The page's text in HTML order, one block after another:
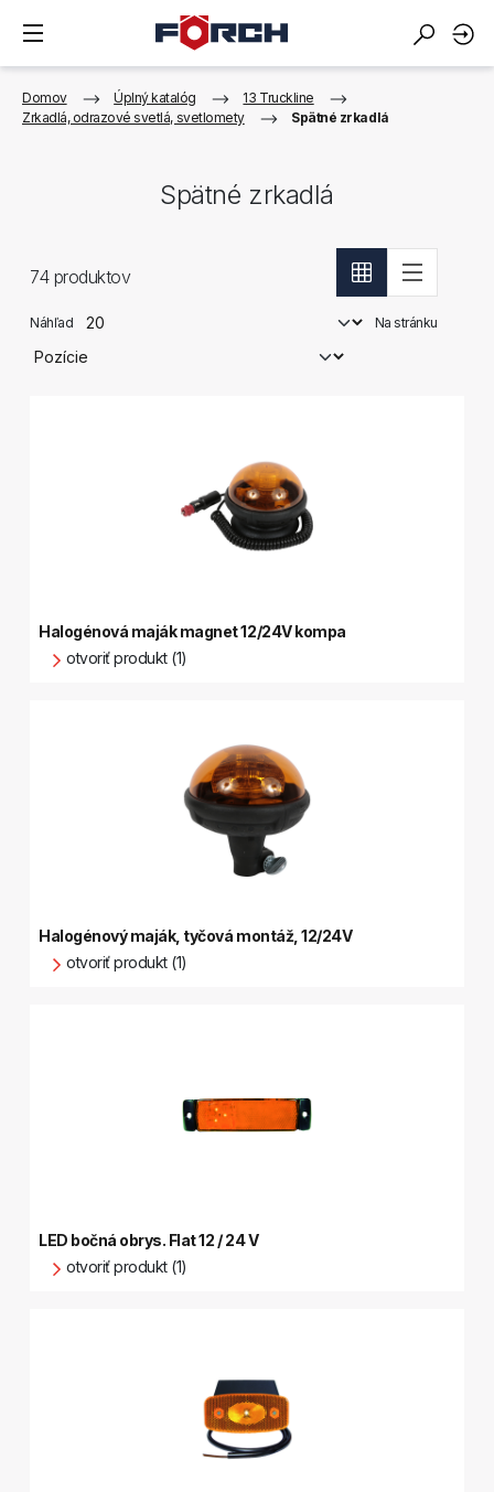
Domov Úplný katalóg
13 Truckline
Zrkadlá, odrazové svetlá, svetlomety
Spätné zrkadlá
Spätné zrkadlá
74produktov
Náhľad Na stránku
Halogénová maják magnet 12/24V kompa
otvoriť produkt (1)
Halogénový maják, tyčová montáž, 12/24V
otvoriť produkt (1)
LED bočná obrys. Flat 12 / 24 V
otvoriť produkt (1)